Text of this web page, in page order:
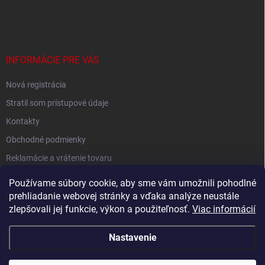
Používame súbory cookie, aby sme vám umožnili pohodlné
prehliadanie webovej stránky a vďaka analýze neustále
zlepšovali jej funkcie, výkon a použiteľnosť. Viac informácií
Nastavenie
INFORMÁCIE PRE VÁS
Nová registrácia
Stratil som prístupové údaje
Kontakty
Obchodné podmienky
Reklamácie a vrátenie tovaru
Shoptet.sk